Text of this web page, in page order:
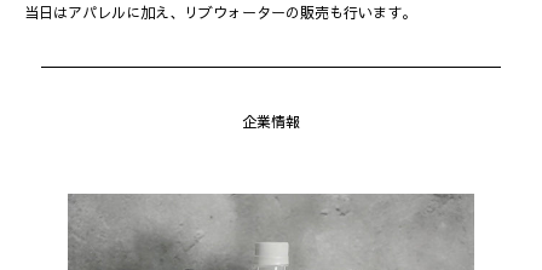
当日はアパレルに加え、リブウォーターの販売も行います。
企業情報